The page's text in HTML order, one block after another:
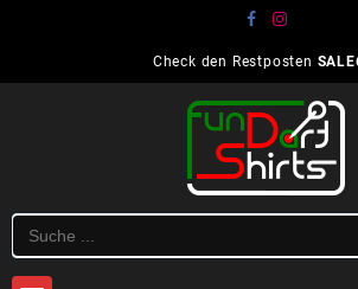
Check den Restposten